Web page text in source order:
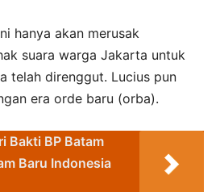
hanya akan merusak
suara warga Jakarta untuk
telah direnggut. Lucius pun
era orde baru (orba).
Bakti BP Batam
Baru Indonesia